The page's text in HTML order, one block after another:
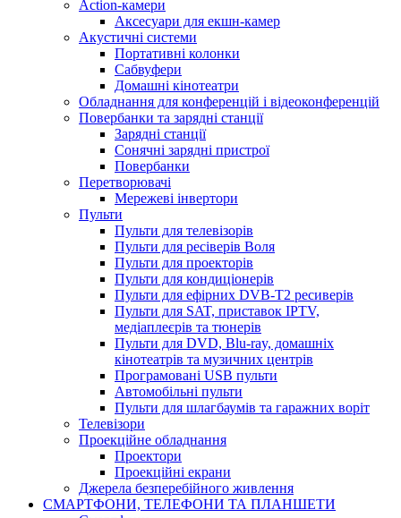
Action-камери
Аксесуари для екшн-камер
Акустичні системи
Портативні колонки
Сабвуфери
Домашні кінотеатри
Обладнання для конференцій і відеоконференцій
Повербанки та зарядні станції
Зарядні станції
Сонячні зарядні пристрої
Повербанки
Перетворювачі
Мережеві інвертори
Пульти
Пульти для телевізорів
Пульти для ресіверів Воля
Пульти для проекторів
Пульти для кондиціонерів
Пульти для ефірних DVB-T2 ресиверів
Пульти для SAT, приставок IPTV,
медіаплеєрів та тюнерів
Пульти для DVD, Blu-ray, домашніх
кінотеатрів та музичних центрів
Програмовані USB пульти
Автомобільні пульти
Пульти для шлагбаумів та гаражних воріт
Телевізори
Проекційне обладнання
Проектори
Проекційні екрани
Джерела безперебійного живлення
СМАРТФОНИ, ТЕЛЕФОНИ ТА ПЛАНШЕТИ